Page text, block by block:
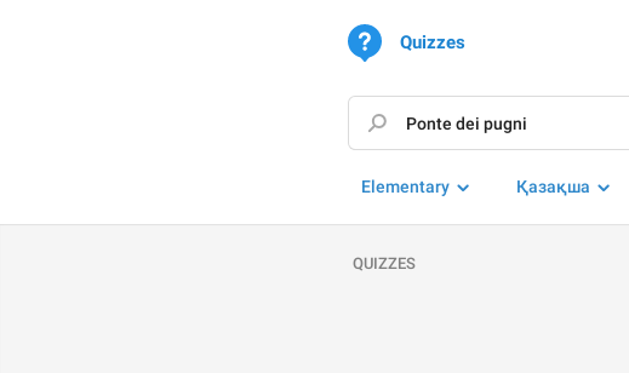
Quizzes
Elementary Қазақша
QUIZZES